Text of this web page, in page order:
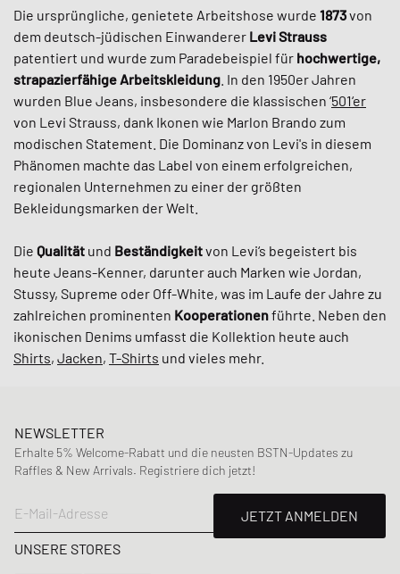
Die ursprüngliche, genietete Arbeitshose wurde 1873von
dem deutsch-jüdischen Einwanderer Levi Strauss
patentiert und wurde zum Paradebeispiel für hochwertige,
strapazierfähige Arbeitskleidung . In den 1950er Jahren
wurden Blue Jeans, insbesondere die klassischen ‘501‘er
von Levi Strauss, dank Ikonen wie Marlon Brando zum
modischen Statement. Die Dominanz von Levi's in diesem
Phänomen machte das Label von einem erfolgreichen,
regionalen Unternehmen zu einer der größten
Bekleidungsmarken der Welt.
Die Qualität und Beständigkeitvon Levi‘s begeistert bis
heute Jeans-Kenner, darunter auch Marken wie Jordan,
Stussy, Supreme oder Off-White, was im Laufe der Jahre zu
zahlreichen prominenten Kooperationenführte. Neben den
ikonischen Denims umfasst die Kollektion heute auch
Shirts, Jacken, T-Shirts und vieles mehr.
NEWSLETTER
Erhalte 5% Welcome-Rabatt und die neusten BSTN-Updates zu
Raffles & New Arrivals. Registriere dich jetzt!
E-Mail-Adresse
JETZT ANMELDEN
UNSERE STORES